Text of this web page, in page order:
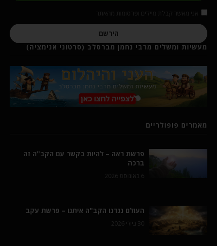
הירשם
מעשיות ומשלים מרבי נחמן מברסלב (סרטוני אנימציה)
מאמרים פופולריים
פרשת ראה – להיות בקשר עם הקב"ה זה
ברכה
6 באוגוסט 2026
העולם נגדנו הקב"ה איתנו – פרשת עקב
30 ביולי 2026